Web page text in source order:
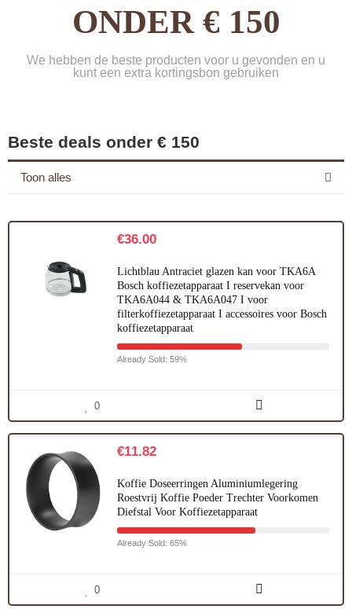
ONDER € 150
We hebben de beste producten voor u gevonden en u
kunt een extra kortingsbon gebruiken
Beste deals onder € 150
Toon alles
€36.00
Lichtblau Antraciet glazen kan voor TKA6A
Bosch koffiezetapparaat I reservekan voor
TKA6A044 & TKA6A047 I voor
filterkoffiezetapparaat I accessoires voor Bosch
koffiezetapparaat
Already Sold: 59%
0
€11.82
Koffie Doseerringen Aluminiumlegering
Roestvrij Koffie Poeder Trechter Voorkomen
Diefstal Voor Koffiezetapparaat
Already Sold: 65%
0